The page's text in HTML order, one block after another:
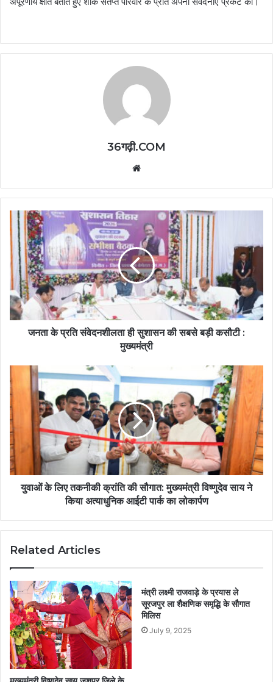
36गढ़ी.COM
जनता के प्रति संवेदनशीलता ही सुशासन की सबसे बड़ी कसौटी :
मुख्यमंत्री
युवाओं के लिए तकनीकी क्रांति की सौगात: मुख्यमंत्री विष्णुदेव साय ने
किया अत्याधुनिक आईटी पार्क का लोकार्पण
Related Articles
मंत्री लक्ष्मी राजवाड़े के प्रयास ले
सूरजपुर ला शैक्षणिक समृद्धि के सौगात
मिलिस
July 9, 2025